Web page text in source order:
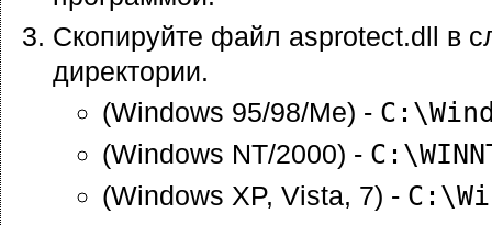
Скопируйте файл asprotect.dll в
директории.
(Windows 95/98/Me) -
(Windows NT/2000) -
(Windows XP, Vista, 7) -